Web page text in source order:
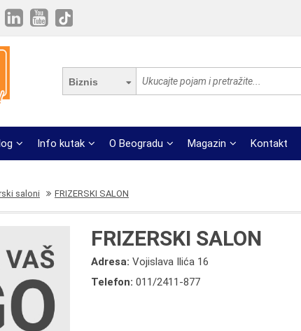
Biznis
Info kutak O Beogradu Magazin Kontakt
saloni FRIZERSKI SALON
FRIZERSKI SALON
Adresa:Vojislava Ilića 16
Telefon:011/2411-877